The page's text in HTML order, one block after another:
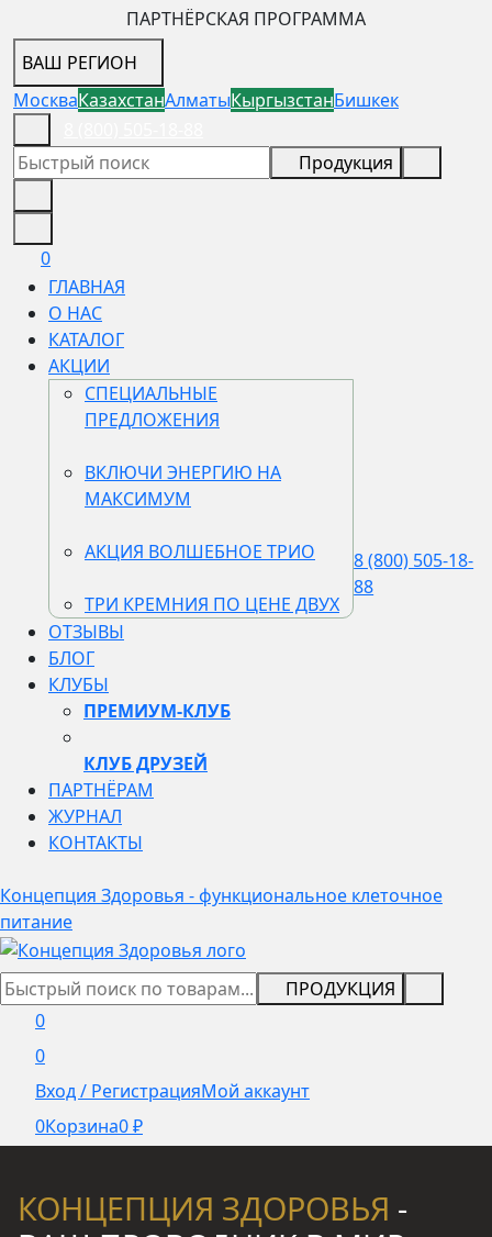
ПАРТНЁРСКАЯ ПРОГРАММА
ВАШ РЕГИОН
МоскваКазахстанАлматыКыргызстанБишкек
Продукция
0
ГЛАВНАЯ
О НАС
КАТАЛОГ
АКЦИИ
СПЕЦИАЛЬНЫЕ
ПРЕДЛОЖЕНИЯ
ВКЛЮЧИ ЭНЕРГИЮ НА
МАКСИМУМ
АКЦИЯ ВОЛШЕБНОЕ ТРИО
ТРИ КРЕМНИЯ ПО ЦЕНЕ ДВУХ
ОТЗЫВЫ
БЛОГ
КЛУБЫ
ПРЕМИУМ-КЛУБ
КЛУБ ДРУЗЕЙ
ПАРТНЁРАМ
ЖУРНАЛ
КОНТАКТЫ
8 (800) 505-18-
88
Концепция Здоровья - функциональное клеточное
питание
ПРОДУКЦИЯ
0
0
Вход / РегистрацияМой аккаунт
0Корзина0₽
КОНЦЕПЦИЯ ЗДОРОВЬЯ -